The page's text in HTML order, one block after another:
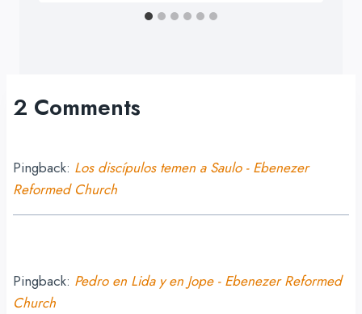
2 Comments
Pingback: Los discípulos temen a Saulo - Ebenezer
Reformed Church
Pingback: Pedro en Lida y en Jope - Ebenezer Reformed
Church